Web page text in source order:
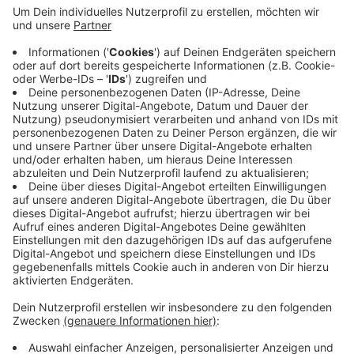
Anzeige
Im Vortragsraum des Stadtmuseums am Marktplatz
stellt die Stadt von 17 bis 19 Uhr die Pläne vor, die
den Gethmannschen Garten fit für die Internationale
Gartenausstellung 2027 machen sollen. Nach dem
Vortrag gibt es noch eine Führung durch den Park.
Bürgerinnen und Bürger sind auch eingeladen,
Anregungen zu dem Projekt zu äußern.
Anzeige
Anzeige